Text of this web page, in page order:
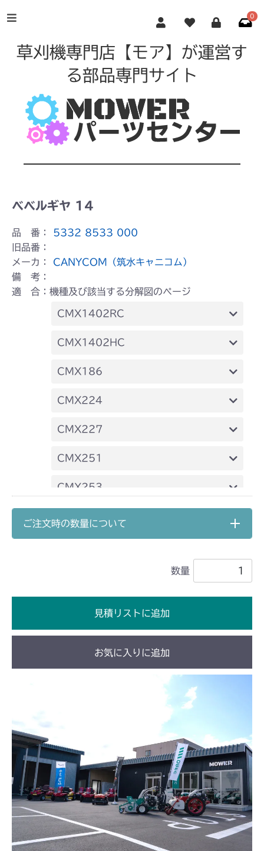
0
草刈機専門店【モア】が運営す
る部品専門サイト
ベベルギヤ 14
品 番：
5332 8533 000
旧品番：
メーカ： CANYCOM（筑水キャニコム）
備 考：
適 合：機種及び該当する分解図のページ
CMX1402RC
フロントデフ FIG4 ナックル
CMX1402HC
フロントデフ FIG4 ナックル
CMX186
フロントデフ FIG4 ナックル
CMX224
フロントデフ FIG4 ナックル
CMX227
フロントデフ FIG4 ナックル
CMX251
フロントデフ FIG4 ナックル
CMX253
フロントデフ FIG4 ナックル
フロントデフ FIG4 ナックル
CMX2402HC
フロントデフ FIG4 ナックル
CMX2404HC/V/S
フロントデフ FIG4 ナックル
フロントデフ FIG4 ナックル
フロントデフ FIG4 ナックル
CMX2506RC
フロントデフ FIG4 ナックル
CMX2506YC/YCV/YCS
フロントデフ FIG4 ナックル
CMX2508YC/YCS
フロントデフ FIG4 ナックル
ご注文時の数量について
数量
見積リストに追加
お気に入りに追加